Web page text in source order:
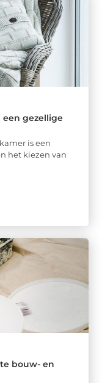
een gezellige
is een
het kiezen van
bouw- en